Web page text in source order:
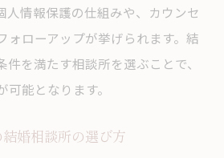
た結婚相談所のサポート力
婚相談所の安心感と利点
結婚相談所の丁寧な対応に注目
度が婚活成功に直結する理由
い結婚相談所で婚活が変わる理
人情報保護の仕組みや、カウンセ
ォローアップが挙げられます。結
を満たす相談所を選ぶことで、
能となります。
婚相談所の選び方